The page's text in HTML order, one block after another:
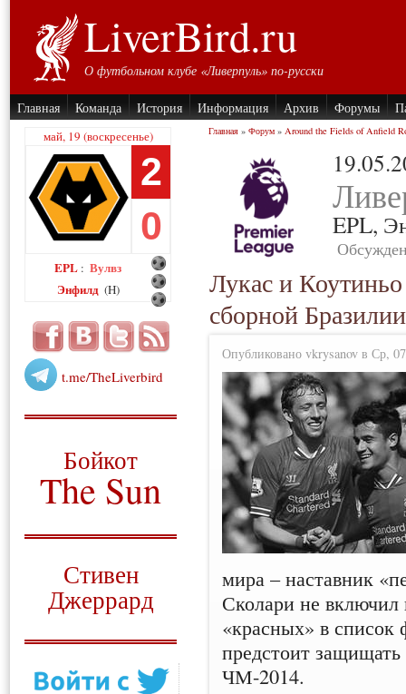
LiverBird.ru
О футбольном клубе «Ливерпуль» по-русски
Главная Команда История Информация Архив Форумы
май, 19 (воскресенье)
2
0
EPL : Вулвз
Энфилд (H)
t.me/TheLiverbird
Бойкот
The Sun
Стивен
Джеррард
Главная » Форум » Around the Fields of Anfield
EPL,
Лукас и
сборной
Опубликовано vkrysanov в Ср,
мира – наставник
Сколари не включил
«красных» в список
предстоит
ЧМ-2014.